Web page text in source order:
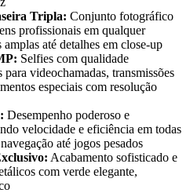
Tripla: Conjunto fotográfico
profissionais em qualquer
amplas até detalhes em close-up
Selfies com qualidade
videochamadas, transmissões
especiais com resolução
Desempenho poderoso e
velocidade e eficiência em todas
até jogos pesados
Acabamento sofisticado e
com verde elegante,